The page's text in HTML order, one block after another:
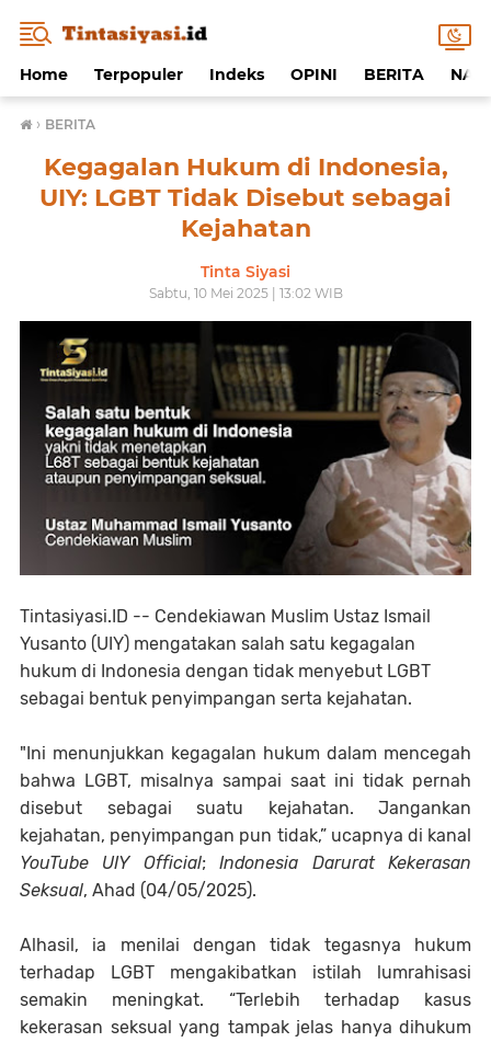
Home Terpopuler Indeks OPINI BERITA
› BERITA
Kegagalan Hukum di Indonesia,
UIY: LGBT Tidak Disebut sebagai
Kejahatan
Tinta Siyasi
Sabtu, 10 Mei 2025 | 13:02 WIB
Tintasiyasi.ID -- Cendekiawan Muslim Ustaz Ismail
Yusanto (UIY) mengatakan salah satu kegagalan
hukum di Indonesia dengan tidak menyebut LGBT
sebagai bentuk penyimpangan serta kejahatan.
"Ini menunjukkan kegagalan hukum dalam mencegah
bahwa LGBT, misalnya sampai saat ini tidak pernah
disebut sebagai suatu kejahatan. Jangankan
kejahatan, penyimpangan pun tidak,” ucapnya di kanal
YouTube UIY Official;Indonesia Darurat Kekerasan
Seksual, Ahad (04/05/2025).
Alhasil, ia menilai dengan tidak tegasnya hukum
terhadap LGBT mengakibatkan istilah lumrahisasi
semakin meningkat. “Terlebih terhadap kasus
kekerasan seksual yang tampak jelas hanya dihukum